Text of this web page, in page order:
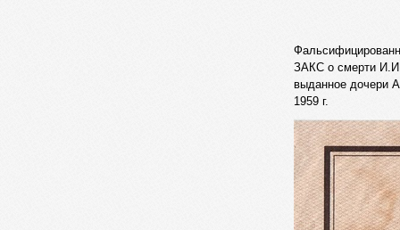
ЗАКС о смерти
выданное дочери
1959 г.